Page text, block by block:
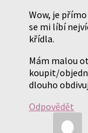
Wow, je
se mi líbí
křídla.
Mám malou
koupit/
dlouho
Odpovědět